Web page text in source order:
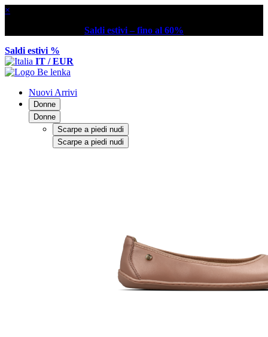
×
Saldi estivi – fino al 60%
Saldi estivi %
IT / EUR
Nuovi Arrivi
Donne
Donne
Scarpe a piedi nudi
Scarpe a piedi nudi